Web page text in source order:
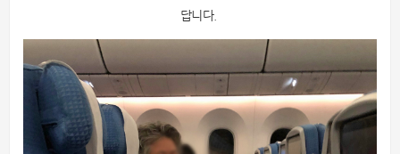
답니다.